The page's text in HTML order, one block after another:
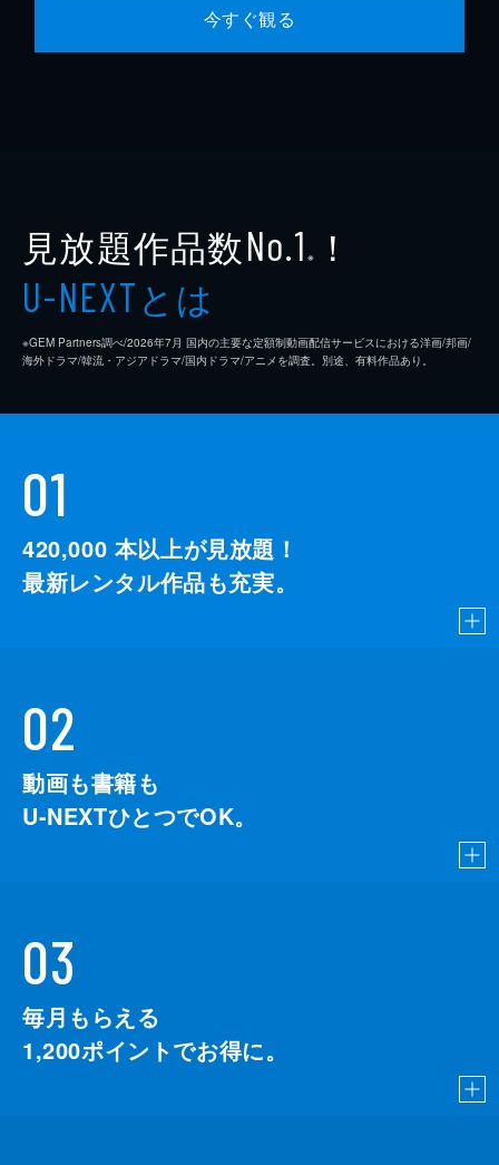
今すぐ観る
見放題作品数No.1 ※ ！
U-NEXTとは
※GEM Partners調べ/2026年7⽉ 国内の主要な定額制動画配信サービスにおける洋画/邦画/
海外ドラマ/韓流・アジアドラマ/国内ドラマ/アニメを調査。別途、有料作品あり。
01
420,000 本以上が見放題！
最新レンタル作品も充実。
02
動画も書籍も
U-NEXTひとつでOK。
03
毎月もらえる
1,200ポイントでお得に。